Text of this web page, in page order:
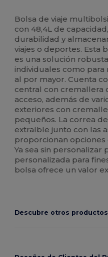
Bolsa de viaje
con 48,4L de
durabilidad y
viajes o deportes. Esta
es una solución
individuales como para
al por mayor. Cuenta
central con cremallera
acceso, además de
exteriores con
pequeños. La correa
extraíble junto con las
proporcionan
Ya sea sin personalizar
personalizada para
bolsa ofrece un valor
Descubre otros productos